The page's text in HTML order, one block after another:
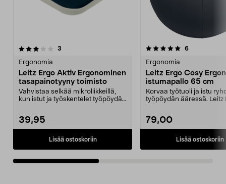
3
Ergonomia
Leitz Ergo Aktiv Ergonominen
tasapainotyyny toimisto
Vahvistaa selkää mikroliikkeillä,
kun istut ja työskentelet työpöydän
39,95
Lisää ostoskoriin
5.0viidestä
6arvostelut
Ergonomia
Leitz Ergo Cosy
istumapallo 65 cm
Korvaa työtuoli ja istu
työpöydän ääressä. Leitz
79,00
Lisää ostoskoriin
0.0 viidestä